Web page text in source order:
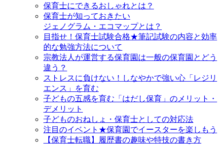
保育士にできるおしゃれとは？
保育士が知っておきたい
ジェノグラム・エコマップとは？
目指せ！保育士試験合格★筆記試験の内容と効率
的な勉強方法について
宗教法人が運営する保育園は一般の保育園とどう
違う？
ストレスに負けない！しなやかで強い心「レジリ
エンス」を育む
子どもの五感を育む「はだし保育」のメリット・
デメリット
子どものおねしょ・保育士としての対応法
注目のイベント★保育園でイースターを楽しもう
【保育士転職】履歴書の趣味や特技の書き方